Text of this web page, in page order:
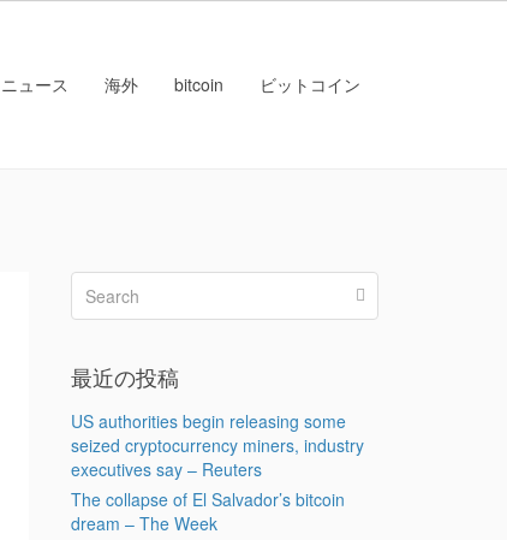
ニュース 海外 bitcoin ビットコイン
最近の投稿
US authorities begin releasing some
seized cryptocurrency miners, industry
executives say – Reuters
The collapse of El Salvador’s bitcoin
dream – The Week